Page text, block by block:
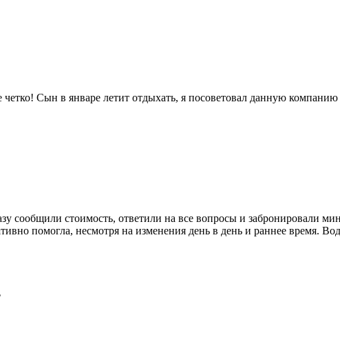
Сын в январе летит отдыхать, я посоветовал данную
сообщили стоимость, ответили на все вопросы и забронировали
помогла, несмотря на изменения день в день и раннее время.